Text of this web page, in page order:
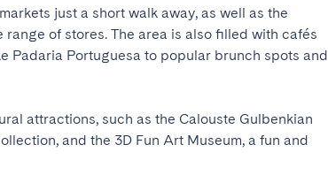
just a short walk away, as well as the
of stores. The area is also filled with cafés
Padaria Portuguesa to popular brunch spots and
attractions, such as the Calouste Gulbenkian
and the 3D Fun Art Museum, a fun and